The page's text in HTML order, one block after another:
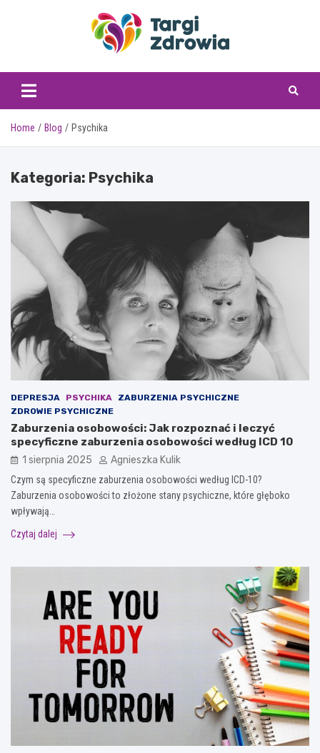
targizdrowia.pl
Home Blog Psychika
Kategoria: Psychika
DEPRESJA PSYCHIKA
ZABURZENIA PSYCHICZNE
ZDROWIE PSYCHICZNE
Zaburzenia osobowości: Jak rozpoznać i leczyć
specyficzne zaburzenia osobowości według ICD 10
1 sierpnia 2025 Agnieszka Kulik
Czym są specyficzne zaburzenia osobowości według ICD-10?
Zaburzenia osobowości to złożone stany psychiczne, które głęboko
wpływają…
Czytaj dalej